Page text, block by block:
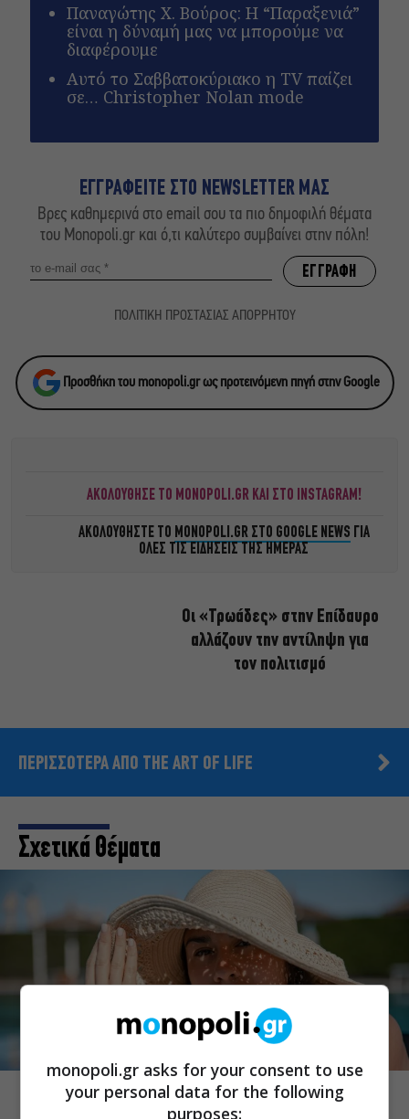
Παναγώτης Χ. Βούρος: Η “Παραξενιά”
είναι η δύναμή μας να μπορούμε να
διαφέρουμε
Αυτό το Σαββατοκύριακο η TV παίζει
σε… Christopher Nolan mode
ΕΓΓΡΑΦΕΙΤΕ ΣΤΟ NEWSLETTER ΜΑΣ
Βρες καθημερινά στο email σου τα πιο δημοφιλή θέματα
του Monopoli.gr και ό,τι καλύτερο συμβαίνει στην πόλη!
ΠΟΛΙΤΙΚΗ ΠΡΟΣΤΑΣΙΑΣ ΑΠΟΡΡΗΤΟΥ
Προσθήκη του monopoli.gr ως προτεινόμενη πηγή στην Google
ΑΚΟΛΟΥΘΗΣΕ ΤΟ MONOPOLI.GR ΚΑΙ ΣΤΟ INSTAGRAM!
ΑΚΟΛΟΥΘΗΣΤΕ ΤΟ MONOPOLI.GR ΣΤΟ GOOGLE NEWS ΓΙΑ
ΟΛΕΣ ΤΙΣ ΕΙΔΗΣΕΙΣ ΤΗΣ ΗΜΕΡΑΣ
Οι «Τρωάδες» στην Επίδαυρο
αλλάζουν την αντίληψη για
τον πολιτισμό
ΠΕΡΙΣΣΟΤΕΡΑ ΑΠΟ THE ART OF LIFE
Σχετικά Θέματα
THE ART OF LIFE
Βάζετε αντηλιακό αλλά οι πανάδες
monopoli.gr asks for your consent to use
your personal data for the following
purposes: